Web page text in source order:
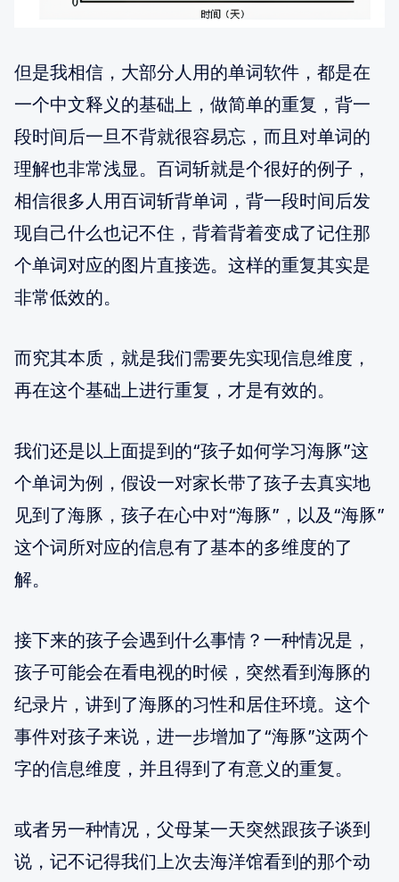
但是我相信，大部分人用的单词软件，都是在
一个中文释义的基础上，做简单的重复，背一
段时间后一旦不背就很容易忘，而且对单词的
理解也非常浅显。百词斩就是个很好的例子，
相信很多人用百词斩背单词，背一段时间后发
现自己什么也记不住，背着背着变成了记住那
个单词对应的图片直接选。这样的重复其实是
非常低效的。
而究其本质，就是我们需要先实现信息维度，
再在这个基础上进行重复，才是有效的。
我们还是以上面提到的“孩子如何学习海豚”这
个单词为例，假设一对家长带了孩子去真实地
见到了海豚，孩子在心中对“海豚”，以及“海豚”
这个词所对应的信息有了基本的多维度的了
解。
接下来的孩子会遇到什么事情？一种情况是，
孩子可能会在看电视的时候，突然看到海豚的
纪录片，讲到了海豚的习性和居住环境。这个
事件对孩子来说，进一步增加了“海豚”这两个
字的信息维度，并且得到了有意义的重复。
或者另一种情况，父母某一天突然跟孩子谈到
说，记不记得我们上次去海洋馆看到的那个动